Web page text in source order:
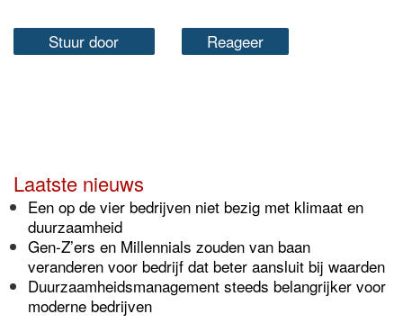
Stuur door Reageer
Laatste nieuws
Een op de vier bedrijven niet bezig met klimaat en
duurzaamheid
Gen-Z’ers en Millennials zouden van baan
veranderen voor bedrijf dat beter aansluit bij waarden
Duurzaamheidsmanagement steeds belangrijker voor
moderne bedrijven